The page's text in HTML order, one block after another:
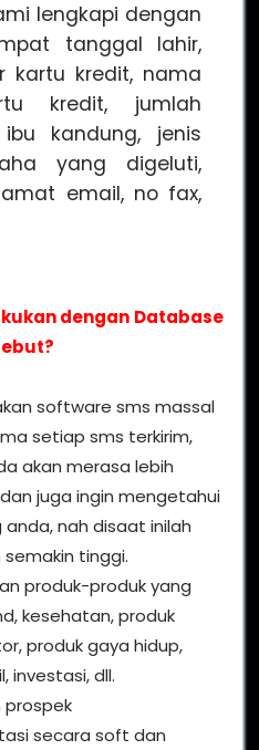
lengkapi dengan
tanggal lahir,
kartu kredit, nama
kredit, jumlah
kandung, jenis
yang digeluti,
email, no fax,
dengan Database
software sms massal
setiap sms terkirim,
akan merasa lebih
juga ingin mengetahui
nah disaat inilah
tinggi.
produk-produk yang
kesehatan, produk
produk gaya hidup,
investasi, dll.
prospek
secara soft dan